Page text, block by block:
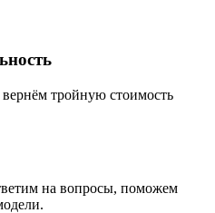
тройную стоимость
на вопросы, поможем